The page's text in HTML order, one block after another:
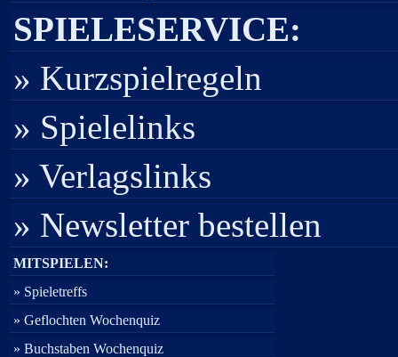
SPIELESERVICE:
» Kurzspielregeln
» Spielelinks
» Verlagslinks
» Newsletter bestellen
MITSPIELEN:
» Spieletreffs
» Geflochten Wochenquiz
» Buchstaben Wochenquiz